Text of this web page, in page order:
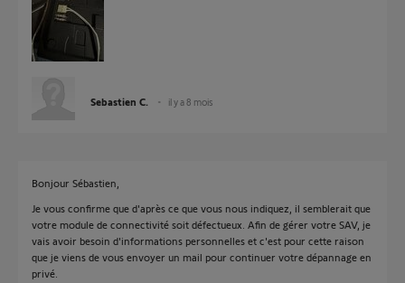
Sebastien C. il y a 8 mois
Bonjour Sébastien,
Je vous confirme que d'après ce que vous nous indiquez, il semblerait que
votre module de connectivité soit défectueux. Afin de gérer votre SAV, je
vais avoir besoin d'informations personnelles et c'est pour cette raison
que je viens de vous envoyer un mail pour continuer votre dépannage en
privé.